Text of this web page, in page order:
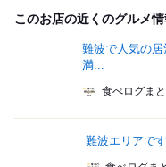
このお店の近くのグルメ
難波で人気の
満...
食べログま
難波エリアで